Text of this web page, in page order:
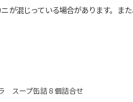
混じっている場合があります。ま
スープ缶詰８個詰合せ